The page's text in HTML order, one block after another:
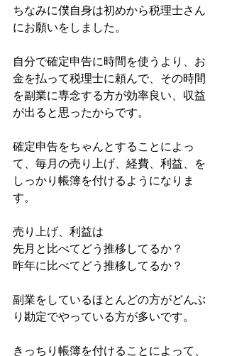
ちなみに僕自身は初めから税理士さん
にお願いをしました。
自分で確定申告に時間を使うより、お
金を払って税理士に頼んで、その時間
を副業に専念する方が効率良い、収益
が出ると思ったからです。
確定申告をちゃんとすることによっ
て、毎月の売り上げ、経費、利益、を
しっかり帳簿を付けるようになりま
す。
売り上げ、利益は
先月と比べてどう推移してるか？
昨年に比べてどう推移してるか？
副業をしているほとんどの方がどんぶ
り勘定でやっている方が多いです。
きっちり帳簿を付けることによって、